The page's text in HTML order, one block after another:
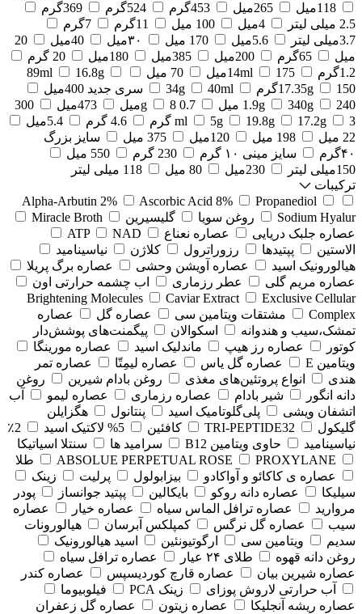
118میل
265میل 453گرم 524گرم
369گرم
2.5 میلی لیتر
4میل 100 میل 11گرم
7گرم
3.7میلی لیتر
5.6میل 170 میل ۳۰میل 40میل
20
میل
65گرم 200میل 385میل 180میل
20 گرم
1.2گرم
14ml 175میل 70 میل 89ml
16.8g
17.35g
150گرم 34g 40ml
سری جدید 400میل
1.9g
340g 240 میل 0.7 g 8میل 473میل
300
ml
5g 19.8g 17.2g 3 گرم 4.6 گرم
5.4میل
22 میل
198 میل 120میل 375 میل
سایز بزرگ
۴۰گرم
سایز مینی ۱۰ گرم 230 گرم
550 میل
150میلی لیتر
230میل 80 میل
118 میلی لیتر
ترکیبات
Alpha-Arbutin 2%
Ascorbic Acid 8%
Propanediol
Sodium Hyalur
روغن سویا گلیسیرین
Miracle Broth
عصاره جلبک دریایی
عصاره نعناع ATP
NAD
الاستین
پپتیدها رزوراترول کلاژن
⁠نیاسینامید
هیالورونیک اسید
عصاره آویشن وحشی
عصاره برگ پریلا
عصاره مریم گلی
عطر رزماری
اب چشمه حرارتی اون
Brightening Molecules
Caviar Extract
Exclusive Cellular
Complex
مشتقات ویتامین سی عصاره گل
عصاره
تمشک،سیب و هندوانه
اسکوالان
پیگمنت‌های پوشش‌دار
کوتور
عصاره رز هیپ ماندلیک اسید
عصاره مورینگا
ویتامین E
عصاره گل یاس عصاره لیمِتّا
عصاره تمر
هندی
انواع پروتئین‌های مغذی روغن بادام شیرین
روغن
دانه انگور
شیر بادام عصاره رزماری عصاره لیمو
آب
اتشفان ویشی
پلی‌گلوتامیک اسید پنتانول
هگزایلن
گلیکول
TRI-PEPTIDE32 کافئین 5% لاکتیک اسید
2٪
نیاسینامید
حاوی ویتامین B12 سرامید ها
سنتلا اسیاتیکا
ABSOLUE PERPETUAL ROSE
PROXYLANE
طلا
عصاره ی کاکائو و آواکادو
بیزابولول پرلیت
زینک
سیلیکا
عصاره دانه روکو بایکالین پپتید جوانساز
پودر
مروارید
عصاره ترافل الماس سیاه عصاره خیار
عصاره
سیب
عصاره گل نرگس کمپلکس آبرسان
هیالورونات
سدیم
ویتامین سی ارگوتیونئین
اسید هیالورونیک
روغن دانه قهوه
طلای ۲۴ عیار
عصاره ترافل سیاه
عصاره شیرین بیان
عصاره قارچ کوردیسپس
عصاره کندر
آب حرارتی لاروش پوزای
زینک PCA
فیلوبیوما
عصاره ریشه آنجلیکا
عصاره زیتون
عصاره گل زعفران